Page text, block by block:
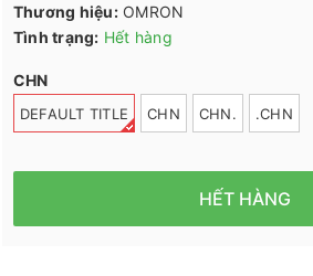
Thương hiệu: OMRON
Tình trạng: Hết hàng
CHN
DEFAULT TITLE CHN CHN. .CHN
HẾT HÀNG